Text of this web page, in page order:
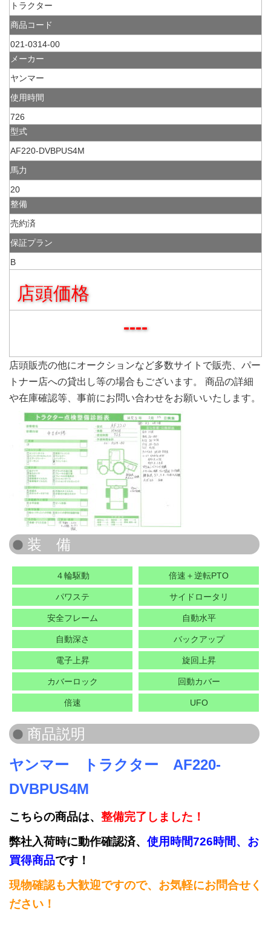
トラクター
商品コード
021-0314-00
メーカー
ヤンマー
使用時間
726
型式
AF220-DVBPUS4M
馬力
20
整備
売約済
保証プラン
B
店頭価格
----
店頭販売の他にオークションなど多数サイトで販売、パー
トナー店への貸出し等の場合もございます。 商品の詳細
や在庫確認等、事前にお問い合わせをお願いいたします。
４輪駆動 倍速＋逆転PTO
パワステ サイドロータリ
安全フレーム 自動水平
自動深さ バックアップ
電子上昇 旋回上昇
カバーロック 回動カバー
倍速 UFO
ヤンマー トラクター AF220-
DVBPUS4M
こちらの商品は、 整備完了しました！
弊社入荷時に動作確認済、 使用時間726時間、お
買得商品です！
現物確認も大歓迎ですので、お気軽にお問合せく
ださい！